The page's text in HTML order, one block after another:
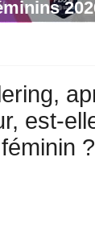
a fait passer pro
est-
?